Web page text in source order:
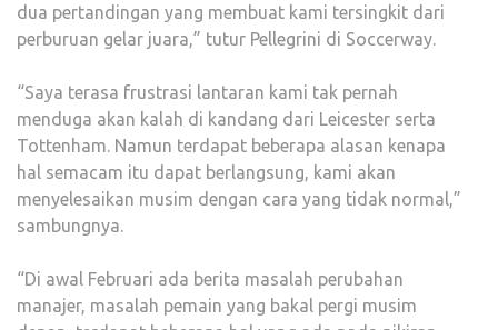
dua pertandingan yang membuat kami tersingkit dari
perburuan gelar juara,” tutur Pellegrini di Soccerway.
“Saya terasa frustrasi lantaran kami tak pernah
menduga akan kalah di kandang dari Leicester serta
Tottenham. Namun terdapat beberapa alasan kenapa
hal semacam itu dapat berlangsung, kami akan
menyelesaikan musim dengan cara yang tidak normal,”
sambungnya.
“Di awal Februari ada berita masalah perubahan
manajer, masalah pemain yang bakal pergi musim